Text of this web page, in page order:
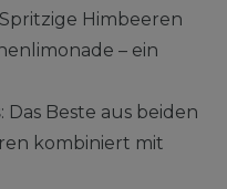
Himbeeren
– ein
: Das Beste aus beiden
kombiniert mit